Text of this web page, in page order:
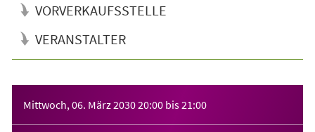
VORVERKAUFSSTELLE
VERANSTALTER
Mittwoch, 06. März 203020:00 bis21:00